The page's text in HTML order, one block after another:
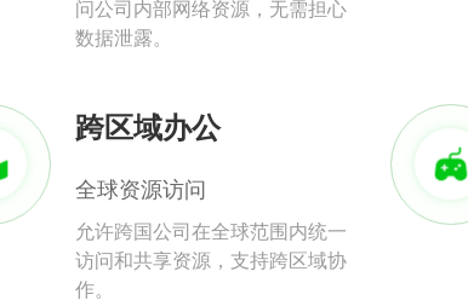
问公司内部网络资源，无需担心
数据泄露。
跨区域办公
全球资源访问
允许跨国公司在全球范围内统一
访问和共享资源，支持跨区域协
作。